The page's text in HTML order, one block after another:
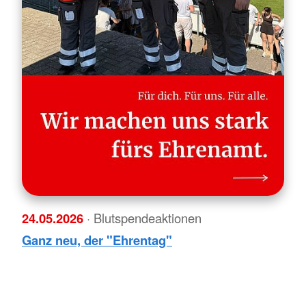
24.05.2026 · Blutspendeaktionen
Ganz neu, der "Ehrentag"